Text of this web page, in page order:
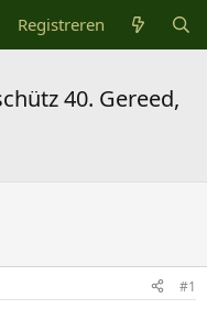
Registreren
40. Gereed,
#1